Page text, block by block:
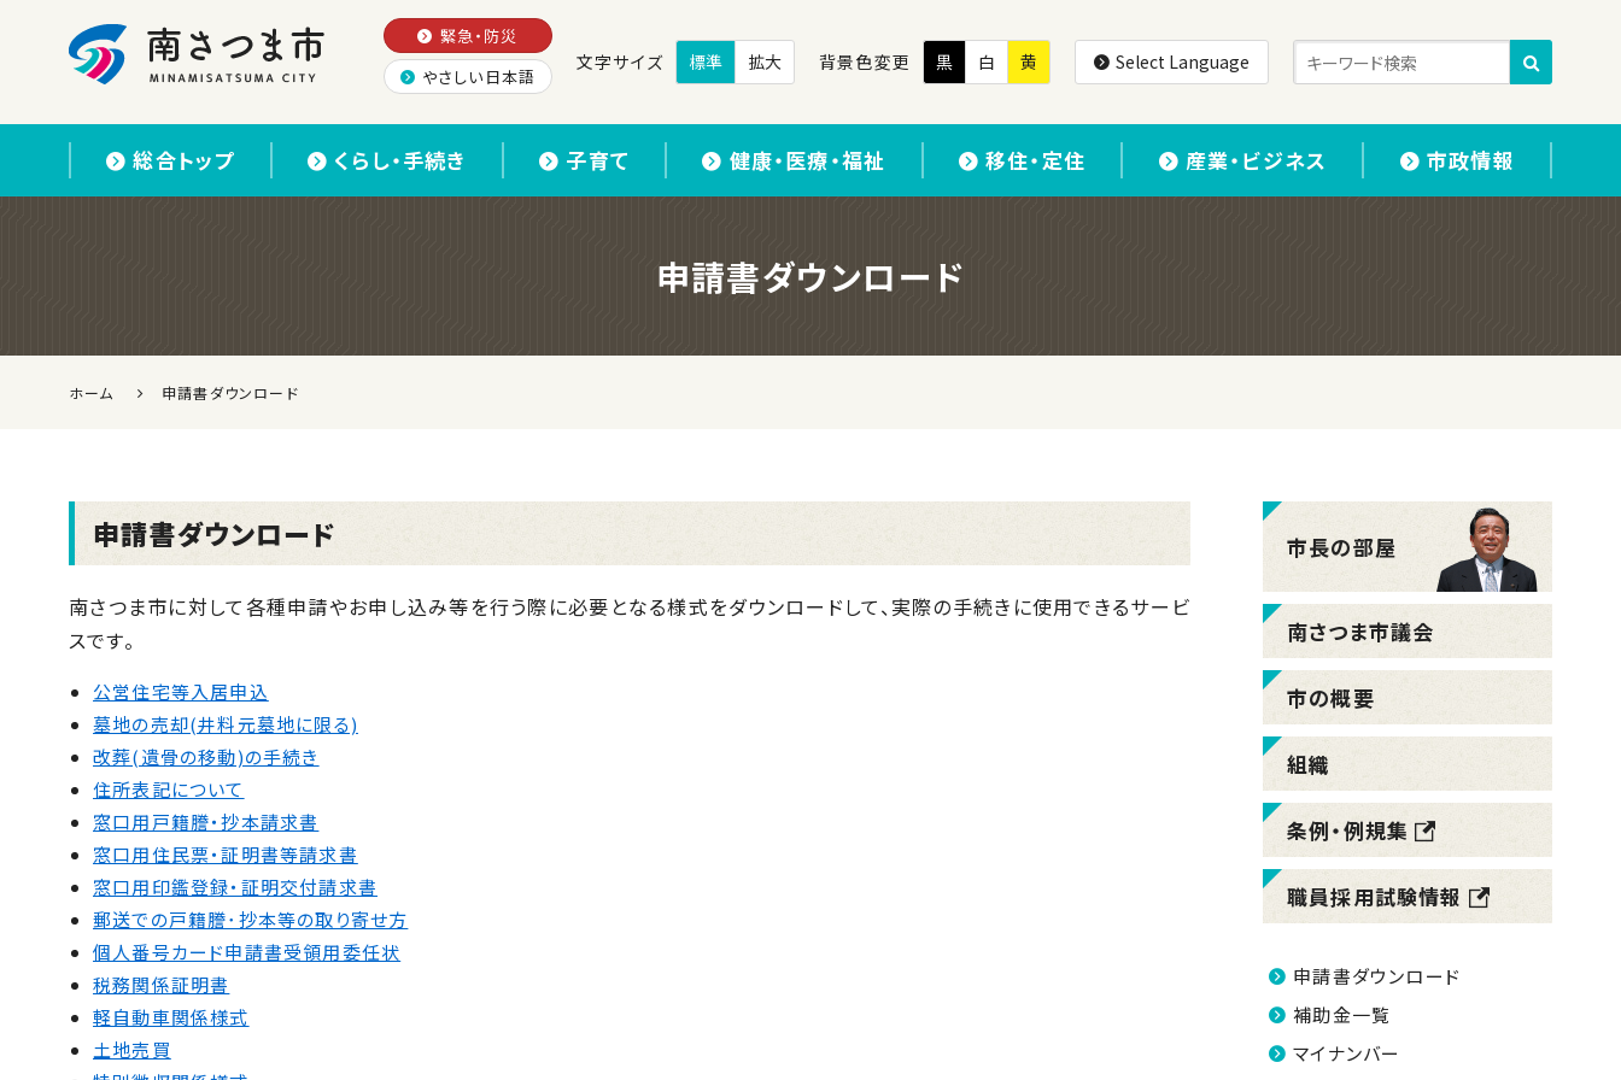
緊急・防災
やさしい日本語
文字サイズ 標準 拡大 背景色変更 黒 白 黄 Select Language
総合トップ くらし・手続き 子育て 健康・医療・福祉 移住・定住 産業・ビジネス 市政情報
申請書ダウンロード
ホーム 申請書ダウンロード
申請書ダウンロード
南さつま市に対して各種申請やお申し込み等を行う際に必要となる様式をダウンロードして、実際の手続きに使用できるサービ
スです。
公営住宅等入居申込
墓地の売却(井料元墓地に限る)
改葬(遺骨の移動)の手続き
住所表記について
窓口用戸籍謄・抄本請求書
窓口用住民票・証明書等請求書
窓口用印鑑登録・証明交付請求書
郵送での戸籍謄･抄本等の取り寄せ方
個人番号カード申請書受領用委任状
税務関係証明書
軽自動車関係様式
土地売買
市長の部屋
南さつま市議会
市の概要
組織
条例・例規集
職員採用試験情報
申請書ダウンロード
補助金一覧
マイナンバー